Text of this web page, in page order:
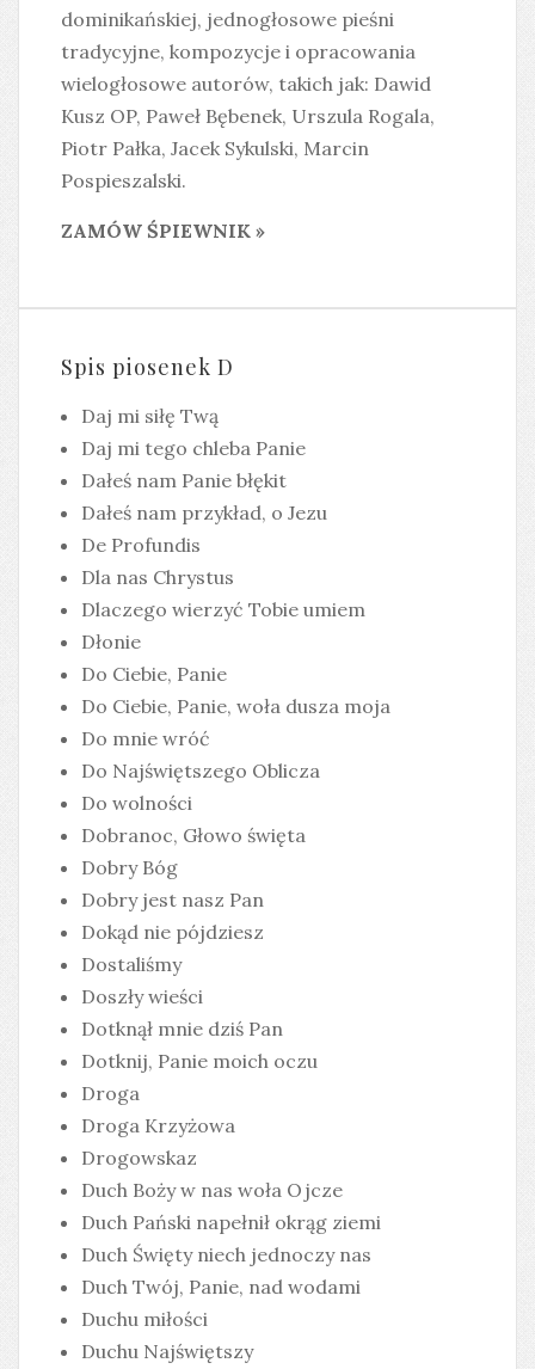
dominikańskiej, jednogłosowe pieśni
tradycyjne, kompozycje i opracowania
wielogłosowe autorów, takich jak: Dawid
Kusz OP, Paweł Bębenek, Urszula Rogala,
Piotr Pałka, Jacek Sykulski, Marcin
Pospieszalski.
ZAMÓW ŚPIEWNIK »
Spis piosenek D
Daj mi siłę Twą
Daj mi tego chleba Panie
Dałeś nam Panie błękit
Dałeś nam przykład, o Jezu
De Profundis
Dla nas Chrystus
Dlaczego wierzyć Tobie umiem
Dłonie
Do Ciebie, Panie
Do Ciebie, Panie, woła dusza moja
Do mnie wróć
Do Najświętszego Oblicza
Do wolności
Dobranoc, Głowo święta
Dobry Bóg
Dobry jest nasz Pan
Dokąd nie pójdziesz
Dostaliśmy
Doszły wieści
Dotknął mnie dziś Pan
Dotknij, Panie moich oczu
Droga
Droga Krzyżowa
Drogowskaz
Duch Boży w nas woła Ojcze
Duch Pański napełnił okrąg ziemi
Duch Święty niech jednoczy nas
Duch Twój, Panie, nad wodami
Duchu miłości
Duchu Najświętszy